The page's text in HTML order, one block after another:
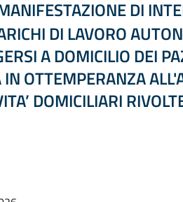
DI
DI LAVORO
A DOMICILIO DEI
IN OTTEMPERANZA
DOMICILIARI